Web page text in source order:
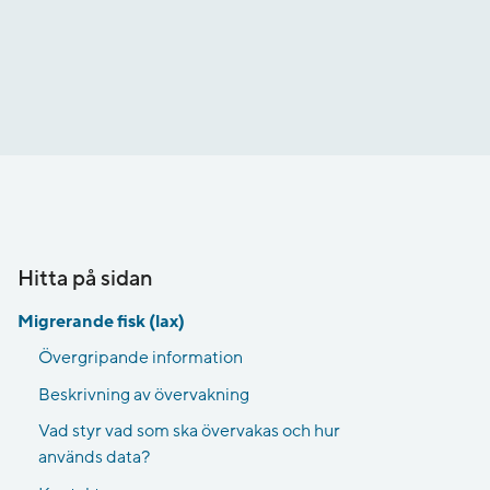
Hitta på sidan
Migrerande fisk (lax)
Övergripande information
Beskrivning av övervakning
Vad styr vad som ska övervakas och hur
används data?